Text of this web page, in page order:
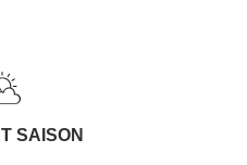
SAISON